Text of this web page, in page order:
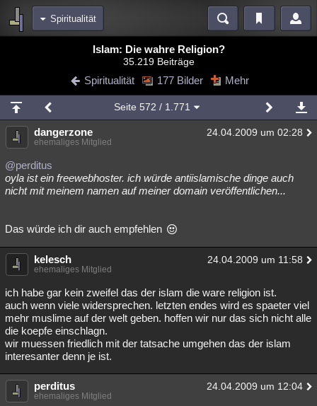
Spiritualität
Diskussionen Blogs Videos
Chat Wiki Neuigkeiten
meine Rubriken
Menschen Wissenschaft Mystery Kriminalfälle
Spiritualität
Natur Umfragen Unterhaltung
Philosophie Träume Orte Esoterik
Astronomie Gaming Filme
Musik Clash Verbesserungen Allmystery English
Übersichten
Besucht Teilgenommen
Lesenswert Schlüsselwörter
Islam: Die wahre Religion?
35.219 Beiträge
Spiritualität 177 Bilder Mehr
Seite 572 / 1.771
dangerzone 24.04.2009 um 02:28
ehemaliges Mitglied
@perditus
oyla ist ein freewebhoster. ich würde antiislamische dinge auch
nicht mit meinem namen auf meiner domain veröffentlichen...
Das würde ich dir auch empfehlen
kelesch 24.04.2009 um 11:58
ehemaliges Mitglied
ich habe gar kein zweifel das der islam die ware religion ist.
auch wenn viele widersprechen. letzten endes wird es spaeter viel
mehr muslime auf der welt geben. hoffen wir nur das sich nicht alle
die koepfe einschlagn.
wir muessen friedlich mit der tatsache umgehen das der islam
interesanter denn je ist.
perditus 24.04.2009 um 12:04
ehemaliges Mitglied